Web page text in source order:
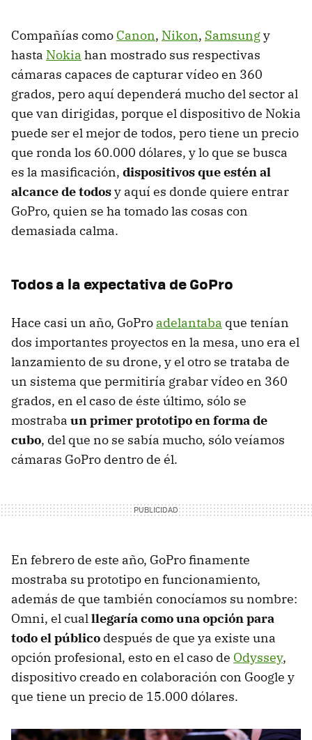
Compañías como Canon, Nikon, Samsungy
hasta Nokia han mostrado sus respectivas
cámaras capaces de capturar vídeo en 360
grados, pero aquí dependerá mucho del sector al
que van dirigidas, porque el dispositivo de Nokia
puede ser el mejor de todos, pero tiene un precio
que ronda los 60.000 dólares, y lo que se busca
es la masificación, dispositivos que estén al
alcance de todosy aquí es donde quiere entrar
GoPro, quien se ha tomado las cosas con
demasiada calma.
Todos a la expectativa de GoPro
Hace casi un año, GoPro adelantaba que tenían
dos importantes proyectos en la mesa, uno era el
lanzamiento de su drone, y el otro se trataba de
un sistema que permitiría grabar vídeo en 360
grados, en el caso de éste último, sólo se
mostraba un primer prototipo en forma de
cubo, del que no se sabía mucho, sólo veíamos
cámaras GoPro dentro de él.
En febrero de este año, GoPro finamente
mostraba su prototipo en funcionamiento,
además de que también conocíamos su nombre:
Omni, el cualllegaría como una opción para
todo el público después de que ya existe una
opción profesional, esto en el caso de Odyssey,
dispositivo creado en colaboración con Google y
que tiene un precio de 15.000 dólares.